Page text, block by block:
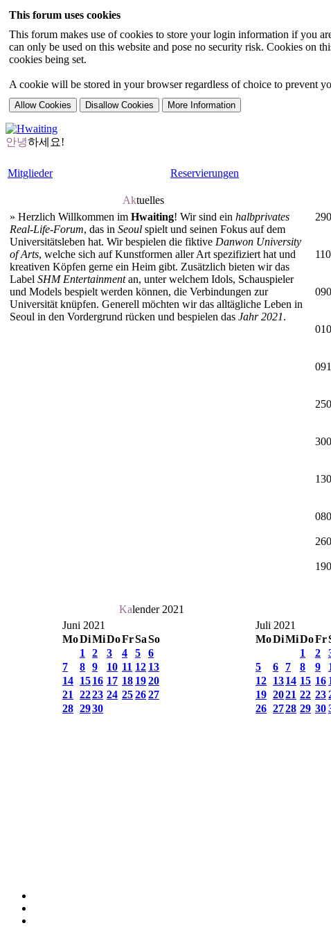
This forum uses cookies
This forum makes use of cookies to store your login information if you
can only be used on this website and pose no security risk. Cookies on
cookies being set.
A cookie will be stored in your browser regardless of choice to prevent
안녕하세요!
Mitglieder
Reservierungen
Aktuelles
» Herzlich Willkommen im Hwaiting! Wir sind ein halbprivates
Real-Life-Forum, das in Seoul spielt und seinen Fokus auf dem
Universitätsleben hat. Wir bespielen die fiktive Danwon University
of Arts, welche sich auf Kunstformen aller Art spezifiziert hat und
kreativen Köpfen gerne ein Heim gibt. Zusätzlich bieten wir das
Label SHM Entertainmentan, unter welchem Idols, Schauspieler
und Models bespielt werden können, die Verbindungen zur
Universität knüpfen. Generell möchten wir das alltägliche Leben in
Seoul in den Vordergrund rücken und bespielen das Jahr 2021.
Kalender 2021
Juni 2021
MoDiMiDoFrSaSo
1
2 3 4 5
6
7
8 9 10 11 12 13
14 1516 17 18 1920
21
2223 24 252627
28 2930
Juli 2021
MoDiMiDoFr
1
2
5
6 7 8 9
12 1314 15 16
19 2021 22 23
26 2728 29 30